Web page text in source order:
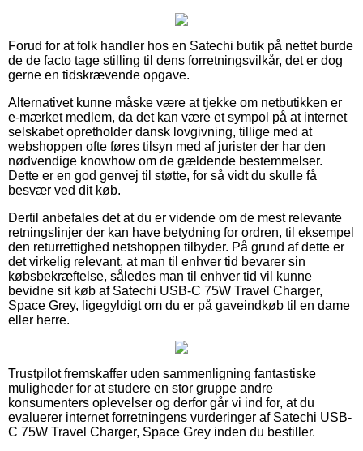
Forud for at folk handler hos en Satechi butik på nettet burde
de de facto tage stilling til dens forretningsvilkår, det er dog
gerne en tidskrævende opgave.
Alternativet kunne måske være at tjekke om netbutikken er
e-mærket medlem, da det kan være et sympol på at internet
selskabet opretholder dansk lovgivning, tillige med at
webshoppen ofte føres tilsyn med af jurister der har den
nødvendige knowhow om de gældende bestemmelser.
Dette er en god genvej til støtte, for så vidt du skulle få
besvær ved dit køb.
Dertil anbefales det at du er vidende om de mest relevante
retningslinjer der kan have betydning for ordren, til eksempel
den returrettighed netshoppen tilbyder. På grund af dette er
det virkelig relevant, at man til enhver tid bevarer sin
købsbekræftelse, således man til enhver tid vil kunne
bevidne sit køb af Satechi USB-C 75W Travel Charger,
Space Grey, ligegyldigt om du er på gaveindkøb til en dame
eller herre.
Trustpilot fremskaffer uden sammenligning fantastiske
muligheder for at studere en stor gruppe andre
konsumenters oplevelser og derfor går vi ind for, at du
evaluerer internet forretningens vurderinger af Satechi USB-
C 75W Travel Charger, Space Grey inden du bestiller.